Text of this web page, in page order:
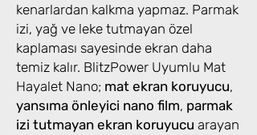
kenarlardan kalkma yapmaz. Parmak
izi, yağ ve leke tutmayan özel
kaplaması sayesinde ekran daha
temiz kalır. BlitzPower Uyumlu Mat
Hayalet Nano; mat ekran koruyucu,
yansıma önleyici nano film, parmak
izi tutmayan ekran koruyucu arayan